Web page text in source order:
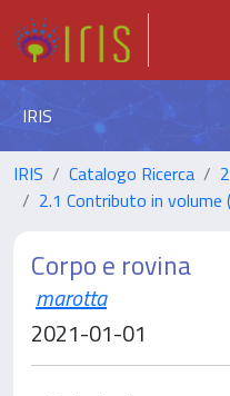
IRIS
IRIS Catalogo Ricerca
2.1 Contributo in volume
Corpo e rovina
marotta
2021-01-01